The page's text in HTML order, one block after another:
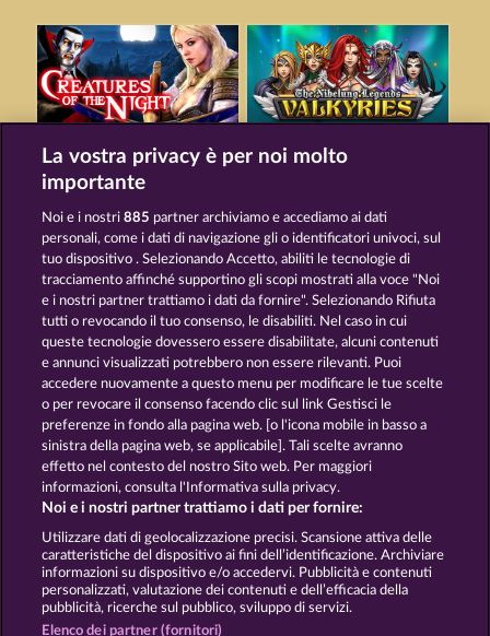
CREATURES OF THE NIGHT
MIGHTY DRAGON CRYSTAL BALL
Termini e condizioni
Informativa sulla privacy Note legali
Società FAQ Facebook
Invia richiesta di recesso
La vostra privacy è per noi molto
importante
Noi e i nostri885 partner archiviamo e accediamo ai dati
personali, come i dati di navigazione gli o identificatori univoci, sul
tuo dispositivo . Selezionando Accetto, abiliti le tecnologie di
tracciamento affinché supportino gli scopi mostrati alla voce "Noi
e i nostri partner trattiamo i dati da fornire". Selezionando Rifiuta
tutti o revocando il tuo consenso, le disabiliti. Nel caso in cui
queste tecnologie dovessero essere disabilitate, alcuni contenuti
e annunci visualizzati potrebbero non essere rilevanti. Puoi
accedere nuovamente a questo menu per modificare le tue scelte
o per revocare il consenso facendo clic sul link Gestisci le
preferenze in fondo alla pagina web. [o l'icona mobile in basso a
sinistra della pagina web, se applicabile]. Tali scelte avranno
effetto nel contesto del nostro Sito web. Per maggiori
informazioni, consulta l'Informativa sulla privacy.
Noi e i nostri partner trattiamo i dati per fornire:
Utilizzare dati di geolocalizzazione precisi. Scansione attiva delle
caratteristiche del dispositivo ai fini dell’identificazione. Archiviare
informazioni su dispositivo e/o accedervi. Pubblicità e contenuti
personalizzati, valutazione dei contenuti e dell’efficacia della
pubblicità, ricerche sul pubblico, sviluppo di servizi.
Elenco dei partner (fornitori)